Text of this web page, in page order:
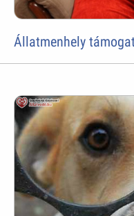
Állatmenhely